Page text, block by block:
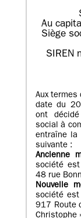
Au
Siège
SIREN
Aux termes
date du
ont
social à
entraîne la
suivante :
Ancienne
société
48 rue
Nouvelle
société est
917 Route
Christophe